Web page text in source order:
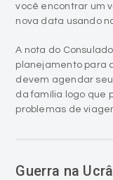
você encontrar um
nova data usando
A nota do
planejamento para
devem agendar
da família logo que
problemas de
Guerra na